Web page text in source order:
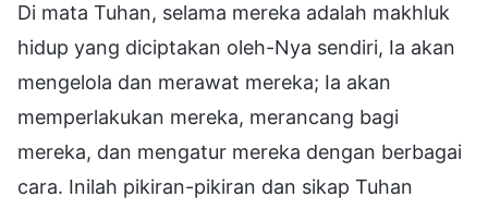
Di mata Tuhan, selama mereka adalah makhluk
hidup yang diciptakan oleh-Nya sendiri, Ia akan
mengelola dan merawat mereka; Ia akan
memperlakukan mereka, merancang bagi
mereka, dan mengatur mereka dengan berbagai
cara. Inilah pikiran-pikiran dan sikap Tuhan